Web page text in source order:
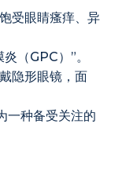
受眼睛瘙痒、异
（GPC）”。
隐形眼镜，面
一种备受关注的